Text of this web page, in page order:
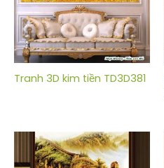
Tranh 3D kim tiền TD3D381